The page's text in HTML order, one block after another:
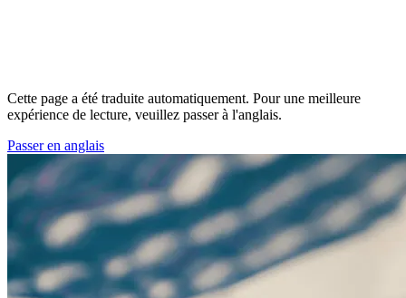
Cette page a été traduite automatiquement. Pour une meilleure
expérience de lecture, veuillez passer à l'anglais.
Passer en anglais